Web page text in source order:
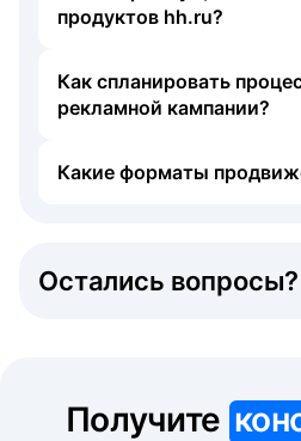
продуктов hh.ru?
Как спланировать
рекламной кампании?
Какие форматы
Остались вопросы?
Получите